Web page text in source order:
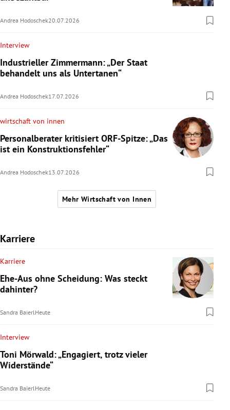
Andrea Hodoschek20.07.2026
Interview
Industrieller Zimmermann: „Der Staat
behandelt uns als Untertanen“
Andrea Hodoschek17.07.2026
wirtschaft von innen
Personalberater kritisiert ORF-Spitze: „Das
ist ein Konstruktionsfehler“
Andrea Hodoschek13.07.2026
Mehr Wirtschaft von Innen
Karriere
Karriere
Ehe-Aus ohne Scheidung: Was steckt
dahinter?
Sandra Baierl Heute
Interview
Toni Mörwald: „Engagiert, trotz vieler
Widerstände“
Sandra Baierl Heute